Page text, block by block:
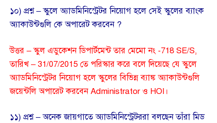
১০) প্রশ্ন – স্কুলে অ্যাডমিনিস্ট্রেটর নিয়োগ হলে সেই স্কুলের ব্যাংক
অ্যাকাউন্টগুলি কে অপারেট করবেন ?
উত্তর – স্কুল এডুকেশন ডিপার্টমেন্ট তার মেমো নং -718 SE/S,
তারিখ – 31/07/2015 তে পরিস্কার করে বলে দিয়েছে যে স্কুলে
অ্যাডমিনিস্ট্রেটর নিয়োগ হলে স্কুলের বিভিন্ন ব্যাঙ্ক অ্যাকাউন্টগুলি
জয়েন্টলি অপারেট করবেন Administrator ও HOI।
১১) প্রশ্ন – অনেক জায়গাতে অ্যাডমিনিস্ট্রেটররা বলছেন তাঁরা মিড